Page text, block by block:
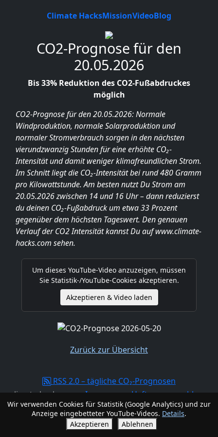
Climate HacksMissionVideoBlog
CO2-Prognose für den
20.05.2026
Bis 33% Reduktion des CO2-Fußabdruckes
möglich
CO2-Prognose für den 20.05.2026: Normale
Windproduktion, normale Solarproduktion und
normaler Stromverbrauch sorgen in den nächsten
vierundzwanzig Stunden für eine erhöhte CO₂-
Intensität und damit weniger klimafreundlichen Strom.
Im Schnitt liegt die CO₂-Intensität bei rund 480 Gramm
pro Kilowattstunde. Am besten nutzt Du Strom am
20.05.2026 zwischen 14 und 16 Uhr – dann reduzierst
du deinen CO₂-Fußabdruck um etwa 33 Prozent
gegenüber dem höchsten Tageswert. Den genauen
Verlauf der CO2 Intensität kannst Du auf www.climate-
hacks.com sehen.
Um dieses YouTube-Video anzuzeigen, müssen
Sie Statistik-/YouTube-Cookies akzeptieren.
Akzeptieren & Video laden
Zurück zur Übersicht
RSS 2.0 – tägliche CO₂-Prognosen
climate-hacks.com -Impressum, Haftungsausschluss,
Datenschutzerklärung
Wir verwenden Cookies für Statistik (Google Analytics) und zur
Anzeige eingebetteter YouTube-Videos. Details.
Akzeptieren
Ablehnen